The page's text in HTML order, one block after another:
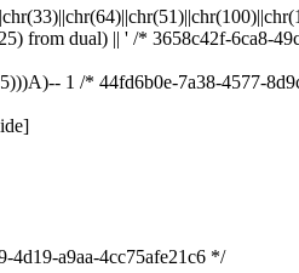
from dual) || ' /* 3658c42f-6ca8-
1 /* 44fd6b0e-7a38-4577-
a9aa-4cc75afe21c6 */